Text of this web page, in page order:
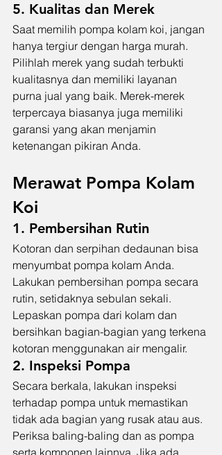
5. Kualitas dan Merek
Saat memilih pompa kolam koi, jangan
hanya tergiur dengan harga murah.
Pilihlah merek yang sudah terbukti
kualitasnya dan memiliki layanan
purna jual yang baik. Merek-merek
terpercaya biasanya juga memiliki
garansi yang akan menjamin
ketenangan pikiran Anda.
Merawat Pompa Kolam
Koi
1. Pembersihan Rutin
Kotoran dan serpihan dedaunan bisa
menyumbat pompa kolam Anda.
Lakukan pembersihan pompa secara
rutin, setidaknya sebulan sekali.
Lepaskan pompa dari kolam dan
bersihkan bagian-bagian yang terkena
kotoran menggunakan air mengalir.
2. Inspeksi Pompa
Secara berkala, lakukan inspeksi
terhadap pompa untuk memastikan
tidak ada bagian yang rusak atau aus.
Periksa baling-baling dan as pompa
serta komponen lainnya. Jika ada